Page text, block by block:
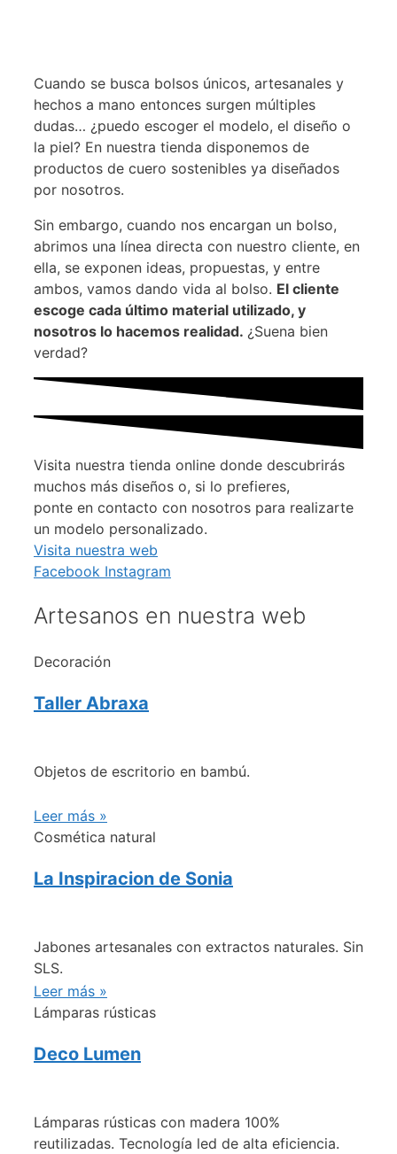
Cuando se busca bolsos únicos, artesanales y
hechos a mano entonces surgen múltiples
dudas… ¿puedo escoger el modelo, el diseño o
la piel? En nuestra tienda disponemos de
productos de cuero sostenibles ya diseñados
por nosotros.
Sin embargo, cuando nos encargan un bolso,
abrimos una línea directa con nuestro cliente, en
ella, se exponen ideas, propuestas, y entre
ambos, vamos dando vida al bolso. El cliente
escoge cada último material utilizado, y
nosotros lo hacemos realidad. ¿Suena bien
verdad?
Visita nuestra tienda online donde descubrirás
muchos más diseños o, si lo prefieres,
ponte en contacto con nosotros para realizarte
un modelo personalizado.
Visita nuestra web
Facebook Instagram
Artesanos en nuestra web
Decoración
Taller Abraxa
Objetos de escritorio en bambú.
Leer más »
Cosmética natural
La Inspiracion de Sonia
Jabones artesanales con extractos naturales. Sin
SLS.
Leer más »
Lámparas rústicas
Deco Lumen
Lámparas rústicas con madera 100%
reutilizadas. Tecnología led de alta eficiencia.